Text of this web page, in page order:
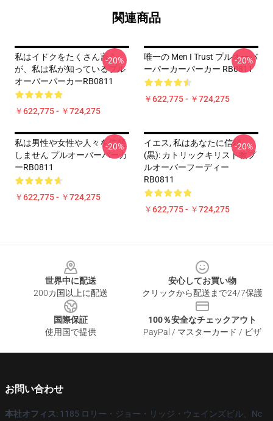
関連商品
私はイドクをたくさん言う
が、私は私が知っているプル
オーバーパーカーRB0811
￥622,775 - ￥724,275
-20%
唯一の Men I Trust プルオーバ
ーパーカーパーカー RB0811
￥622,775 - ￥724,275
-20%
私は男性や女性や人々を信頼
しません プルオーバーパーカ
ーRB0811
￥622,775 - ￥724,275
-20%
イエス, 私はあなたに信頼
(黒): カトリックキリスト教プ
ルオーバーフーディー
RB0811
￥622,775 - ￥724,275
-20%
世界中に配送
200カ国以上に配送
安心してお買い物
クリックから配送まで24/7保護
国際保証
使用国で提供
100％安全なチェックアウト
PayPal / マスターカード / ビザ
お問い合わせ
本社オフィス: 1185 ロリー・ジョー・リッジ・ウェインズビル、Nc